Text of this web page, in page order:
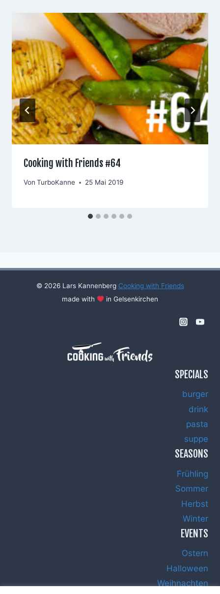
Cooking with Friends #64
Von TurboKanne 25 Mai 2019
© 2026 Lars Kannenberg Cooking with Friends
made with
in Gelsenkirchen
SPECIALS
burger
drink
pasta
suppe
SEASONS
Frühling
Sommer
Herbst
Winter
EVENTS
Ostern
Halloween
Weihnachten